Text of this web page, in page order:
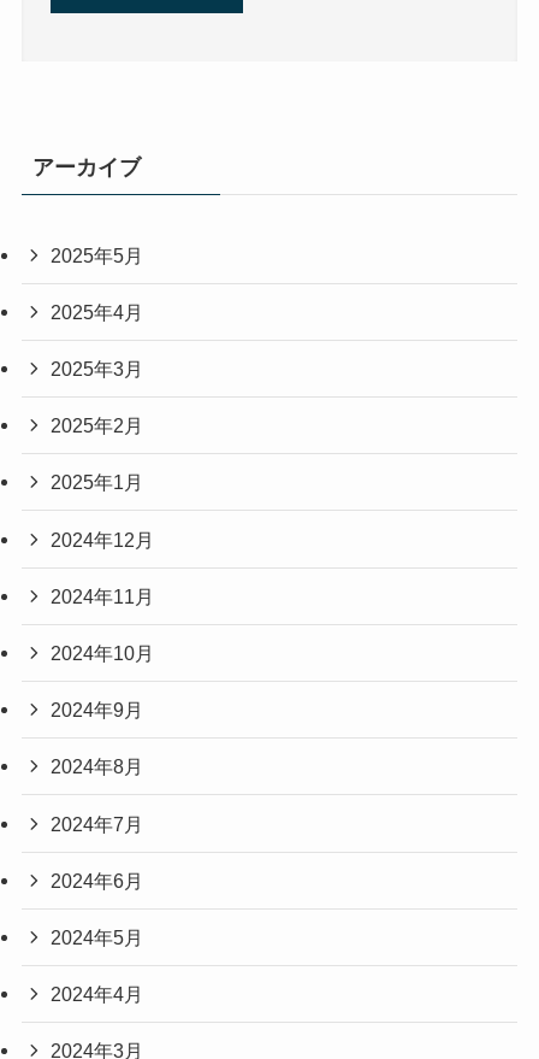
アーカイブ
2025年5月
2025年4月
2025年3月
2025年2月
2025年1月
2024年12月
2024年11月
2024年10月
2024年9月
2024年8月
2024年7月
2024年6月
2024年5月
2024年4月
2024年3月